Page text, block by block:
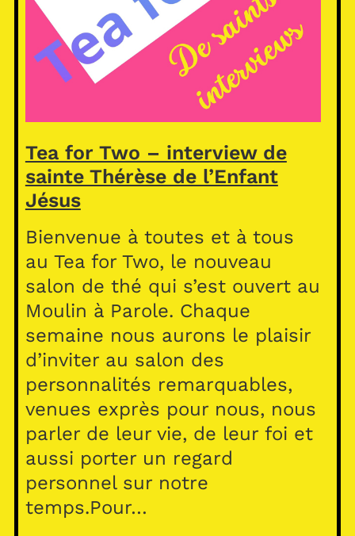
Tea for Two – interview de
sainte Thérèse de l’Enfant
Jésus
Bienvenue à toutes et à tous
au Tea for Two, le nouveau
salon de thé qui s’est ouvert au
Moulin à Parole. Chaque
semaine nous aurons le plaisir
d’inviter au salon des
personnalités remarquables,
venues exprès pour nous, nous
parler de leur vie, de leur foi et
aussi porter un regard
personnel sur notre
temps.Pour…